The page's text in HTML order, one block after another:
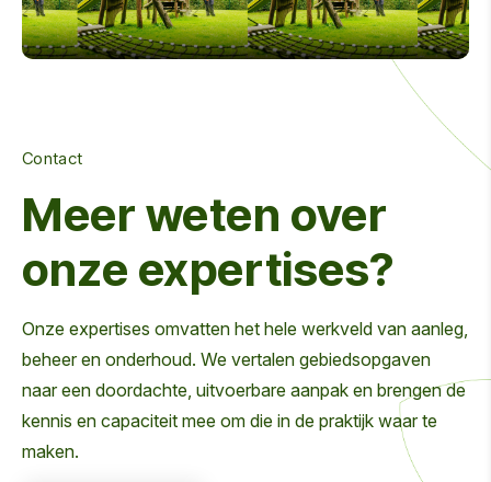
Contact
Meer weten over
onze expertises?
Onze expertises omvatten het hele werkveld van aanleg,
beheer en onderhoud. We vertalen gebiedsopgaven
naar een doordachte, uitvoerbare aanpak en brengen de
kennis en capaciteit mee om die in de praktijk waar te
maken.